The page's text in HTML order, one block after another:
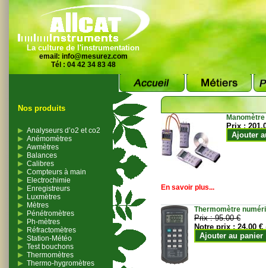
La culture de l'instrumentation
email: info@mesurez.com
Tél : 04 42 34 83 48
Nos produits
Analyseurs d’o2 et co2
Anémomètres
Awmètres
Balances
Calibres
Compteurs à main
Electrochimie
Enregistreurs
Luxmètres
Mètres
Pénétromètres
Ph-mètres
Réfractomètres
Station-Météo
Test bouchons
Thermomètres
Thermo-hygromètres
Prix :
Ajouter
En savoir plus...
Thermomètre
Prix :95.00 €
Notre prix :24.00 €
Ajouter au panier